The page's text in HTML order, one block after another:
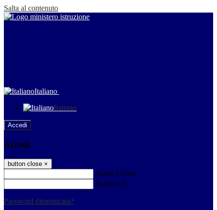
Salta al contenuto
Italiano
Italiano
Accedi
Accedi
button close ×
Nome Utente
Password
Password dimenticata?